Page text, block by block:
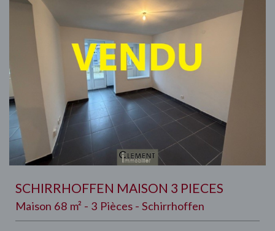
SCHIRRHOFFEN MAISON 3 PIECES
Maison 68 m² - 3 Pièces - Schirrhoffen